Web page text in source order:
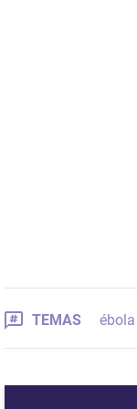
TEMAS ébola